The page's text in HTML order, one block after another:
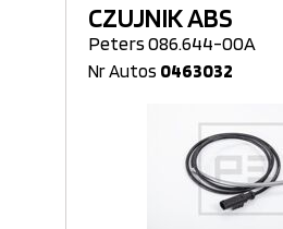
CZUJNIK ABS
Peters 086.644-00A
Nr Autos 0463032